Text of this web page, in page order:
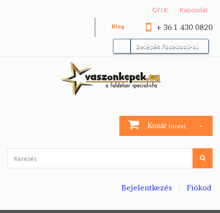
GY.I.K. Kapcsolat
+ 36 1 430 0820
Blog
Belépés Facebook-al
Kosár (üres)
Fiókod
Bejelentkezés